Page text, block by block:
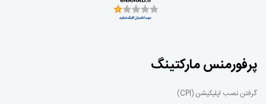
پرفورمنس مارکتینگ
گرفتن نصب اپلیکیشن (CPI)